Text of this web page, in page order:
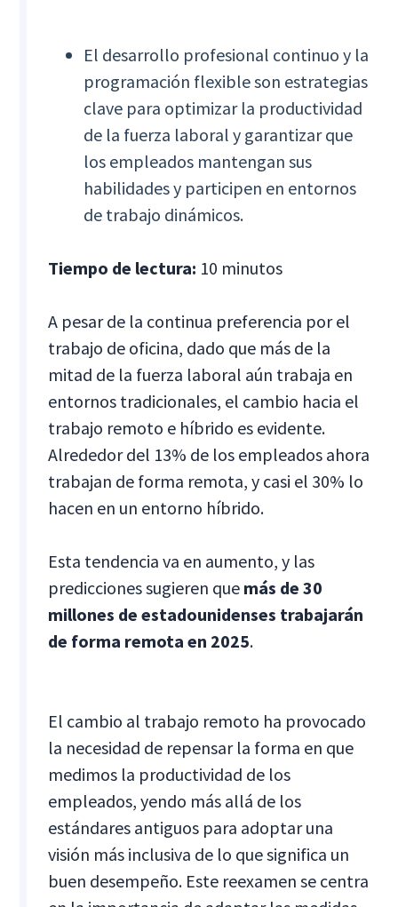
El desarrollo profesional continuo y la
programación flexible son estrategias
clave para optimizar la productividad
de la fuerza laboral y garantizar que
los empleados mantengan sus
habilidades y participen en entornos
de trabajo dinámicos.
Tiempo de lectura: 10 minutos
A pesar de la continua preferencia por el
trabajo de oficina, dado que más de la
mitad de la fuerza laboral aún trabaja en
entornos tradicionales, el cambio hacia el
trabajo remoto e híbrido es evidente.
Alrededor del 13% de los empleados ahora
trabajan de forma remota, y casi el 30% lo
hacen en un entorno híbrido.
Esta tendencia va en aumento, y las
predicciones sugieren que más de 30
millones de estadounidenses trabajarán
de forma remota en 2025.
El cambio al trabajo remoto ha provocado
la necesidad de repensar la forma en que
medimos la productividad de los
empleados, yendo más allá de los
estándares antiguos para adoptar una
visión más inclusiva de lo que significa un
buen desempeño. Este reexamen se centra